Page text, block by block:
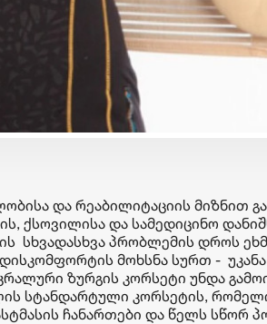
და რეაბილიტაციის მიზნით
ქსოვილისა და სამედიცინო
სხვადასხვა პრობლემის დროს
მოხსნა სურთ - უკანა
ზურგის კორსეტი უნდა
სტანდარტული კორსეტის,
ჩანართები და წელს სწორ
ბიზნესი & ეკონომიკა
მისია შესრულებულია:
„ანაგი ქოლაბმა"
„თბილისის აკრებთან"
კოლაბორაცია წარმატებით